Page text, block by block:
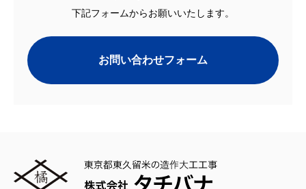
下記フォームからお願いいたします。
お問い合わせフォーム